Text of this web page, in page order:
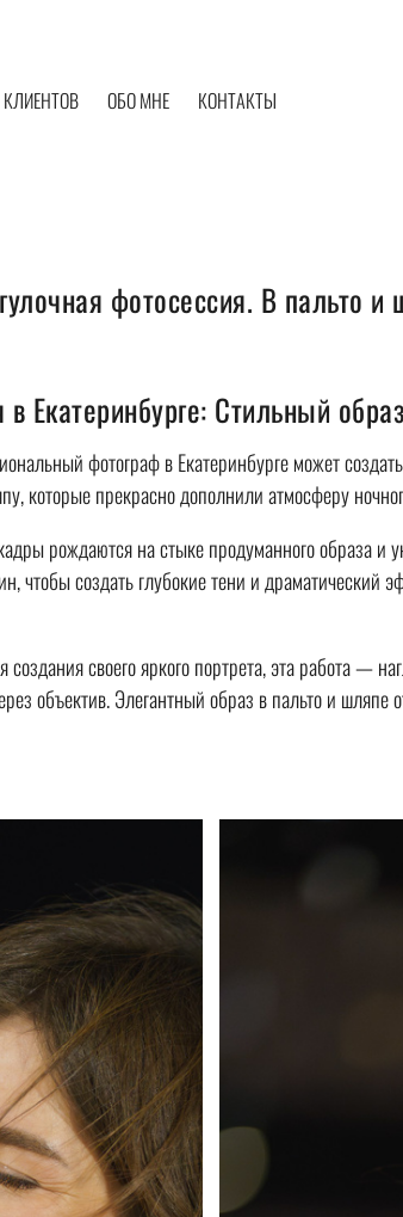
ОБО МНЕ КОНТАКТЫ
фотосессия. В пальто и
Екатеринбурге: Стильный
фотограф в Екатеринбурге может
которые прекрасно дополнили атмосферу
рождаются на стыке продуманного образа и
чтобы создать глубокие тени и
своего яркого портрета, эта работа —
объектив. Элегантный образ в пальто и